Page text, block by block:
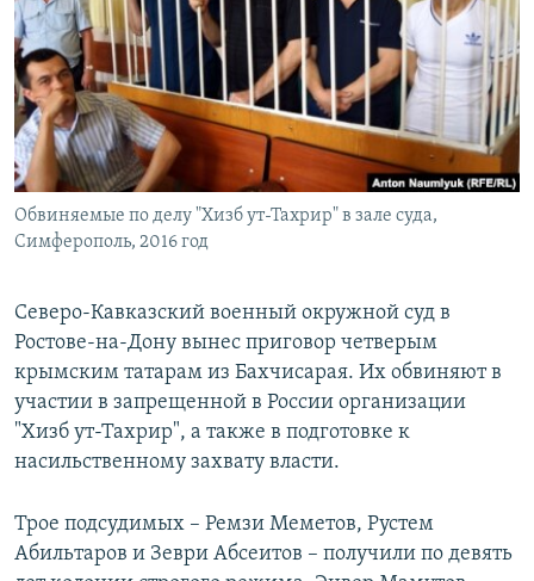
СИБИРЬ.РЕАЛИИ
РАСПИСАНИЕ ВЕЩАНИЯ
ПОДПИШИТЕСЬ НА РАССЫЛКУ
СОЦИАЛЬНЫЕ СЕТИ
Все сайты РСЕ/РС
Обвиняемые по делу "Хизб ут-Тахрир" в зале суда,
Симферополь, 2016 год
Северо-Кавказский военный окружной суд в
Ростове-на-Дону вынес приговор четверым
крымским татарам из Бахчисарая. Их обвиняют в
участии в запрещенной в России организации
"Хизб ут-Тахрир", а также в подготовке к
насильственному захвату власти.
Трое подсудимых – Ремзи Меметов, Рустем
Абильтаров и Зеври Абсеитов – получили по девять